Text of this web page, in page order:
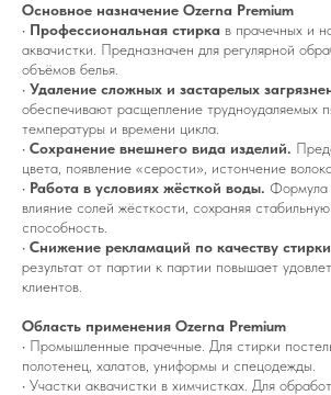
Основное назначение Ozerna Premium
• Профессиональная стирка в прачечных и
аквачистки. Предназначен для регулярной
объёмов белья.
• Удаление сложных и застарелых
обеспечивают расщепление трудноудаляемых
температуры и времени цикла.
• Сохранение внешнего вида изделий.
цвета, появление «серости», истончение
• Работа в условиях жёсткой воды. Формула
влияние солей жёсткости, сохраняя
способность.
• Снижение рекламаций по качеству
результат от партии к партии повышает
клиентов.
Область применения Ozerna Premium
• Промышленные прачечные. Для стирки
полотенец, халатов, униформы и спецодежды.
• Участки аквачистки в химчистках. Для